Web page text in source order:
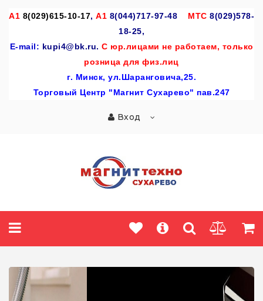
A1 8(029)615-10-17, А1 8(044)717-97-48 МТС 8(029)578-
18-25,
E-mail: kupi4@bk.ru. С юр.лицами не работаем, только
розница для физ.лиц
г. Минск, ул.Шаранговича,25.
Торговый Центр "Магнит Сухарево" пав.247
Вход